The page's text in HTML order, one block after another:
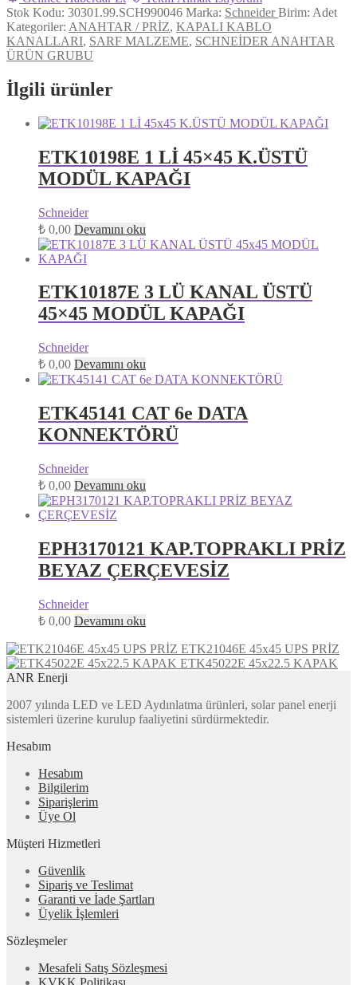
Stok Kodu: 30301.99.SCH990046 Marka: SchneiderBirim: Adet
Kategoriler: ANAHTAR / PRİZ, KAPALI KABLO
KANALLARI, SARF MALZEME, SCHNEİDER ANAHTAR
ÜRÜN GRUBU
İlgili ürünler
ETK10198E 1 Lİ 45×45 K.ÜSTÜ
MODÜL KAPAĞI
Schneider
₺ 0,00 Devamını oku
ETK10187E 3 LÜ KANAL ÜSTÜ
45×45 MODÜL KAPAĞI
Schneider
₺ 0,00 Devamını oku
ETK45141 CAT 6e DATA
KONNEKTÖRÜ
Schneider
₺ 0,00 Devamını oku
EPH3170121 KAP.TOPRAKLI PRİZ
BEYAZ ÇERÇEVESİZ
Schneider
₺ 0,00 Devamını oku
ETK21046E 45x45 UPS PRİZ
ETK45022E 45x22.5 KAPAK
ANR Enerji
2007 yılında LED ve LED Aydınlatma ürünleri, solar panel enerji
sistemleri üzerine kurulup faaliyetini sürdürmektedir.
Hesabım
Hesabım
Bilgilerim
Siparişlerim
Üye Ol
Müşteri Hizmetleri
Güvenlik
Sipariş ve Teslimat
Garanti ve İade Şartları
Üyelik İşlemleri
Sözleşmeler
Mesafeli Satış Sözleşmesi
KVKK Politikası